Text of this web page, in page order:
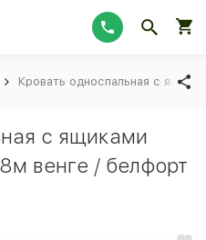
Кровать односпальная с
с ящиками
венге / белфорт